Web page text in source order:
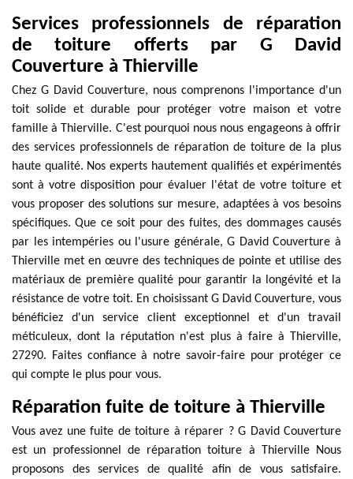
Services professionnels de réparation
de toiture offerts par G David
Couverture à Thierville
Chez G David Couverture, nous comprenons l'importance d'un
toit solide et durable pour protéger votre maison et votre
famille à Thierville. C'est pourquoi nous nous engageons à offrir
des services professionnels de réparation de toiture de la plus
haute qualité. Nos experts hautement qualifiés et expérimentés
sont à votre disposition pour évaluer l'état de votre toiture et
vous proposer des solutions sur mesure, adaptées à vos besoins
spécifiques. Que ce soit pour des fuites, des dommages causés
par les intempéries ou l'usure générale, G David Couverture à
Thierville met en œuvre des techniques de pointe et utilise des
matériaux de première qualité pour garantir la longévité et la
résistance de votre toit. En choisissant G David Couverture, vous
bénéficiez d'un service client exceptionnel et d'un travail
méticuleux, dont la réputation n'est plus à faire à Thierville,
27290. Faites confiance à notre savoir-faire pour protéger ce
qui compte le plus pour vous.
Réparation fuite de toiture à Thierville
Vous avez une fuite de toiture à réparer ? G David Couverture
est un professionnel de réparation toiture à Thierville Nous
proposons des services de qualité afin de vous satisfaire.